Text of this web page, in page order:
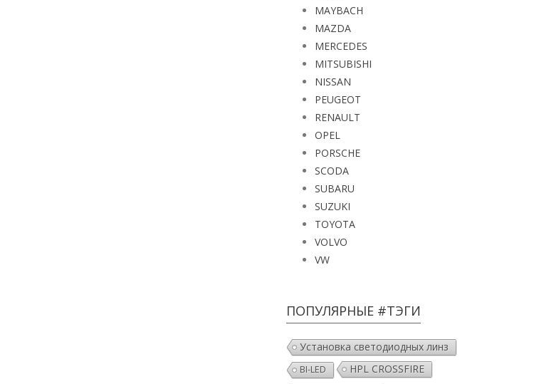
MAYBACH
MAZDA
MERCEDES
MITSUBISHI
NISSAN
PEUGEOT
RENAULT
OPEL
PORSCHE
SCODA
SUBARU
SUZUKI
TOYOTA
VOLVO
VW
ПОПУЛЯРНЫЕ #ТЭГИ
Установка светодиодных линз
BI-LED HPL CROSSFIRE